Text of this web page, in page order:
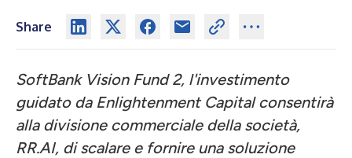
Share
SoftBank Vision Fund 2, l'investimento
guidato da Enlightenment Capital consentirà
alla divisione commerciale della società,
RR.AI, di scalare e fornire una soluzione